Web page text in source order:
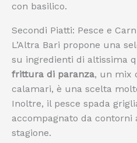
con basilico.
Secondi Piatti: Pesce e
L’Altra Bari propone una
su ingredienti di altissima
frittura di paranza, un mix
calamari, è una scelta
Inoltre, il pesce spada
accompagnato da contorni
stagione.